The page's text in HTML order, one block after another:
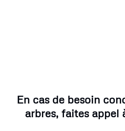
En cas de besoin
arbres, faites appel